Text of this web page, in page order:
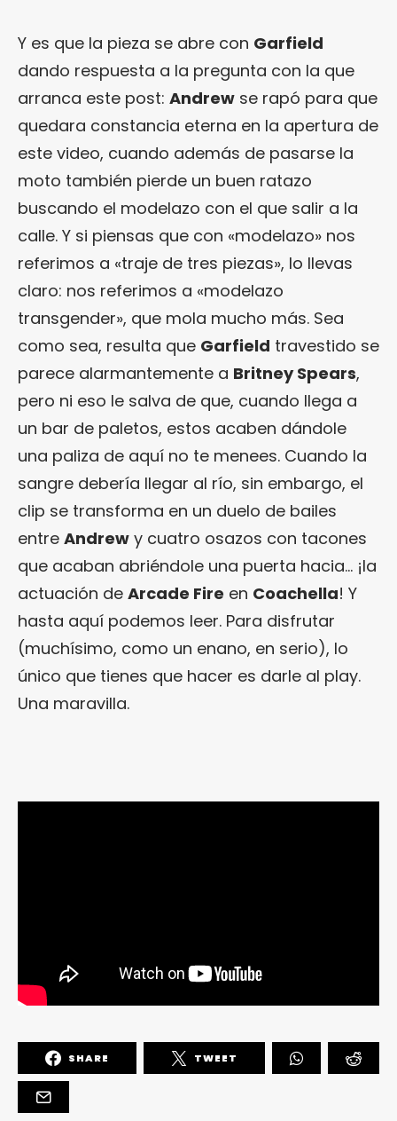
Y es que la pieza se abre con Garfield
dando respuesta a la pregunta con la que
arranca este post: Andrew se rapó para que
quedara constancia eterna en la apertura de
este video, cuando además de pasarse la
moto también pierde un buen ratazo
buscando el modelazo con el que salir a la
calle. Y si piensas que con «modelazo» nos
referimos a «traje de tres piezas», lo llevas
claro: nos referimos a «modelazo
transgender», que mola mucho más. Sea
como sea, resulta que Garfield travestido se
parece alarmantemente a Britney Spears,
pero ni eso le salva de que, cuando llega a
un bar de paletos, estos acaben dándole
una paliza de aquí no te menees. Cuando la
sangre debería llegar al río, sin embargo, el
clip se transforma en un duelo de bailes
entre Andrew y cuatro osazos con tacones
que acaban abriéndole una puerta hacia… ¡la
actuación de Arcade Fire en Coachella! Y
hasta aquí podemos leer. Para disfrutar
(muchísimo, como un enano, en serio), lo
único que tienes que hacer es darle al play.
Una maravilla.
SHARE TWEET